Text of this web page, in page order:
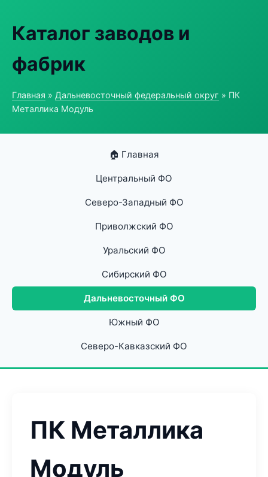
Каталог заводов и
фабрик
Главная » Дальневосточный федеральный округ » ПК
Металлика Модуль
🏠 Главная
Центральный ФО
Северо-Западный ФО
Приволжский ФО
Уральский ФО
Сибирский ФО
Дальневосточный ФО
Южный ФО
Северо-Кавказский ФО
ПК Металлика
Модуль